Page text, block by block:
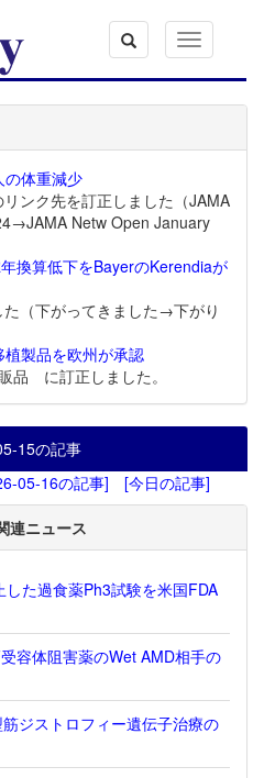
Toggle
navigation
の体重減少
ンク先を訂正しました（JAMA
Netw Open January
換算低下をBayerのKerendiaが
た（下がってきました→下がり
製品を欧州が承認
品 に訂正しました。
15の記事
05-16の記事] [今日の記事]
連ニュース
た過食薬Ph3試験を米国FDA
容体阻害薬のWet AMD相手の
ジストロフィー遺伝子治療の